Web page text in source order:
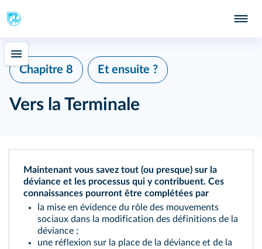
Chapitre 8 Et ensuite ?
Vers la Terminale
Maintenant vous savez tout (ou presque) sur la
déviance et les processus qui y contribuent. Ces
connaissances pourront être complétées par
la mise en évidence du rôle des mouvements
sociaux dans la modification des définitions de la
déviance ;
une réflexion sur la place de la déviance et de la